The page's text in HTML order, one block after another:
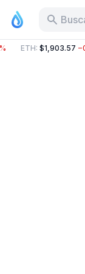
ETH: $1,903.57